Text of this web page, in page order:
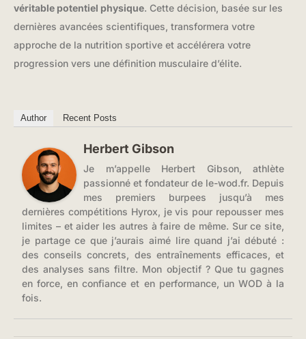
véritable potentiel physique. Cette décision, basée sur les
dernières avancées scientifiques, transformera votre
approche de la nutrition sportive et accélérera votre
progression vers une définition musculaire d’élite.
Author Recent Posts
Herbert Gibson
Je m’appelle Herbert Gibson, athlète
passionné et fondateur de le-wod.fr. Depuis
mes premiers burpees jusqu’à mes
dernières compétitions Hyrox, je vis pour repousser mes
limites – et aider les autres à faire de même. Sur ce site,
je partage ce que j’aurais aimé lire quand j’ai débuté :
des conseils concrets, des entraînements efficaces, et
des analyses sans filtre. Mon objectif ? Que tu gagnes
en force, en confiance et en performance, un WOD à la
fois.